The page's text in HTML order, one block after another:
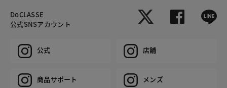
DoCLASSE
公式SNSアカウント
公式 店舗
商品サポート メンズ